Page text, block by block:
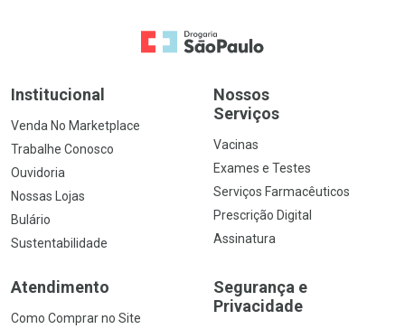
Ir para a Home
Institucional
Venda No Marketplace
Trabalhe Conosco
Ouvidoria
Nossas Lojas
Bulário
Sustentabilidade
Nossos
Serviços
Vacinas
Exames e Testes
Serviços Farmacêuticos
Prescrição Digital
Assinatura
Atendimento
Como Comprar no Site
Segurança e
Privacidade